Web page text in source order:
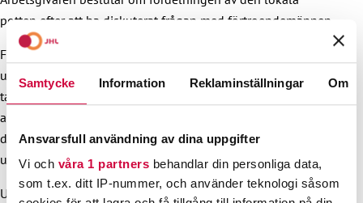
Samtycke Information Reklaminställningar Om
Ansvarsfull användning av dina uppgifter
Vi och våra 1 partners behandlar din personliga data,
som t.ex. ditt IP-nummer, och använder teknologi såsom
potten efter att ha diskuterat frågan med förtroendemännen.
För undervisningspersonal (bilaga 1 och 2, allmänbildande
utbildning) används den lokala potten för att justera
tabellönerna, så den lokala potten fördelas inte. Till den
administrativa personalen och stödpersonalen betalas
däremot en lokal lönepott även inom den allmänbildande
utbildningen.
Utöver det höjs arvodena för förtroendemän och